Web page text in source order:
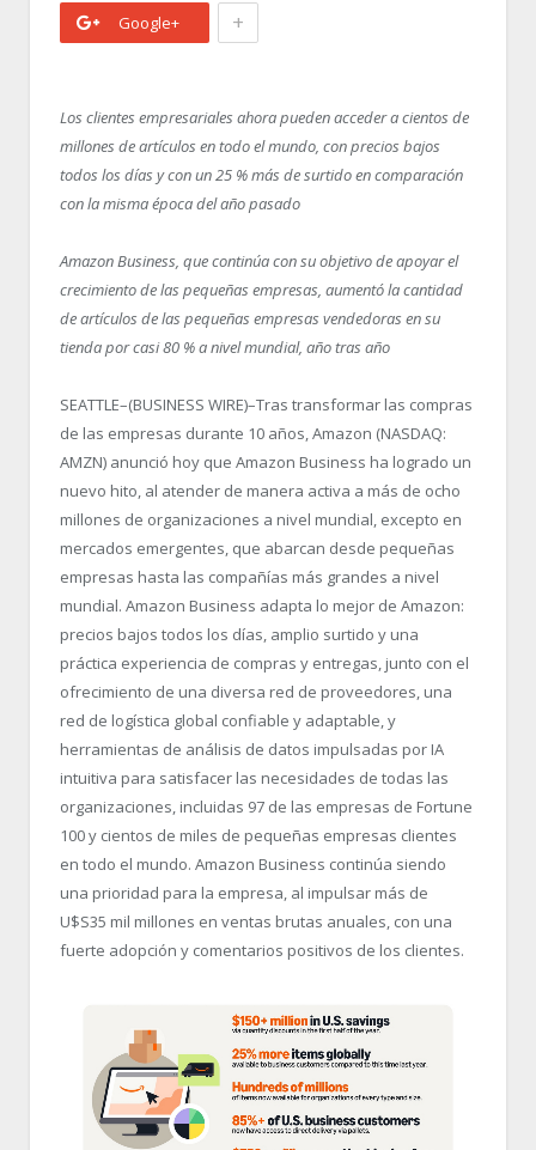
Google+ +
Los clientes empresariales ahora pueden acceder a cientos de
millones de artículos en todo el mundo, con precios bajos
todos los días y con un 25 % más de surtido en comparación
con la misma época del año pasado
Amazon Business, que continúa con su objetivo de apoyar el
crecimiento de las pequeñas empresas, aumentó la cantidad
de artículos de las pequeñas empresas vendedoras en su
tienda por casi 80 % a nivel mundial, año tras año
SEATTLE–(BUSINESS WIRE)–Tras transformar las compras
de las empresas durante 10 años, Amazon (NASDAQ:
AMZN) anunció hoy que Amazon Business ha logrado un
nuevo hito, al atender de manera activa a más de ocho
millones de organizaciones a nivel mundial, excepto en
mercados emergentes, que abarcan desde pequeñas
empresas hasta las compañías más grandes a nivel
mundial. Amazon Business adapta lo mejor de Amazon:
precios bajos todos los días, amplio surtido y una
práctica experiencia de compras y entregas, junto con el
ofrecimiento de una diversa red de proveedores, una
red de logística global confiable y adaptable, y
herramientas de análisis de datos impulsadas por IA
intuitiva para satisfacer las necesidades de todas las
organizaciones, incluidas 97 de las empresas de Fortune
100 y cientos de miles de pequeñas empresas clientes
en todo el mundo. Amazon Business continúa siendo
una prioridad para la empresa, al impulsar más de
U$S35 mil millones en ventas brutas anuales, con una
fuerte adopción y comentarios positivos de los clientes.